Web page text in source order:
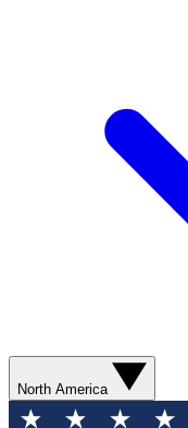
North America